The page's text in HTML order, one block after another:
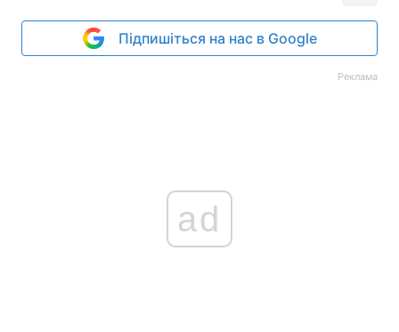
Підпишіться на нас в Google
Реклама
ad